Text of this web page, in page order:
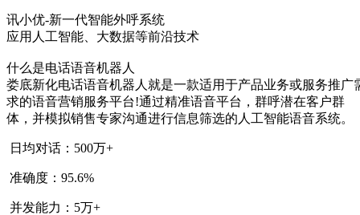
讯小优-新一代智能外呼系统
应用人工智能、大数据等前沿技术
什么是电话语音机器人
娄底新化电话语音机器人就是一款适用于产品业务或服务推广
求的语音营销服务平台!通过精准语音平台，群呼潜在客户群
体，并模拟销售专家沟通进行信息筛选的人工智能语音系统。
日均对话：500万+
准确度：95.6%
并发能力：5万+